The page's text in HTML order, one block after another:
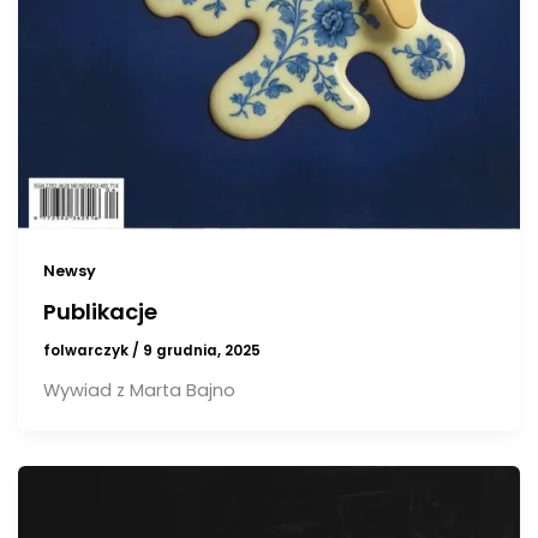
Newsy
Publikacje
folwarczyk / 9 grudnia, 2025
Wywiad z Marta Bajno